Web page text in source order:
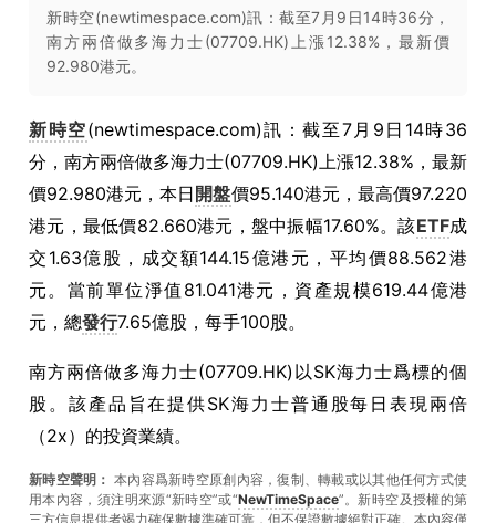
新時空(newtimespace.com)訊：截至7月9日14時36分，
南方兩倍做多海力士(07709.HK)上漲12.38%，最新價
92.980港元。
新時空(newtimespace.com)訊：截至7月9日14時36
分，南方兩倍做多海力士(07709.HK)上漲12.38%，最新
價92.980港元，本日 開盤價95.140港元，最高價97.220
港元，最低價82.660港元，盤中振幅17.60%。該ETF成
交1.63億股，成交額144.15億港元，平均價88.562港
元。當前單位淨值81.041港元，資產規模619.44億港
元，總發行7.65億股，每手100股。
南方兩倍做多海力士(07709.HK)以SK海力士爲標的個
股。該產品旨在提供SK海力士普通股每日表現兩倍
（2x）的投資業績。
新時空聲明： 本內容爲新時空原創內容，復制、轉載或以其他任何方式使
用本內容，須注明來源“新時空”或“NewTimeSpace”。新時空及授權的第
三方信息提供者竭力確保數據準確可靠，但不保證數據絕對正確。本內容僅